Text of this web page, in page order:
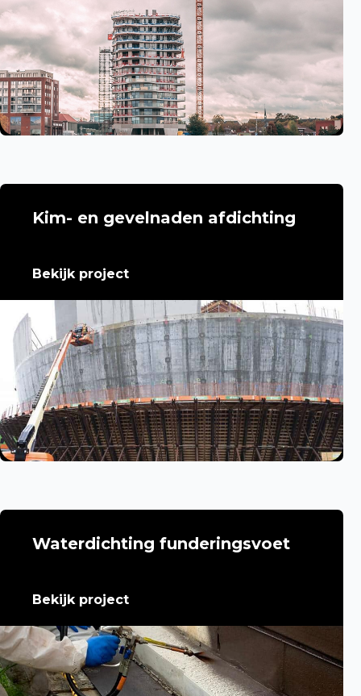
Kim- en gevelnaden afdichting
Bekijk project
Waterdichting funderingsvoet
Bekijk project